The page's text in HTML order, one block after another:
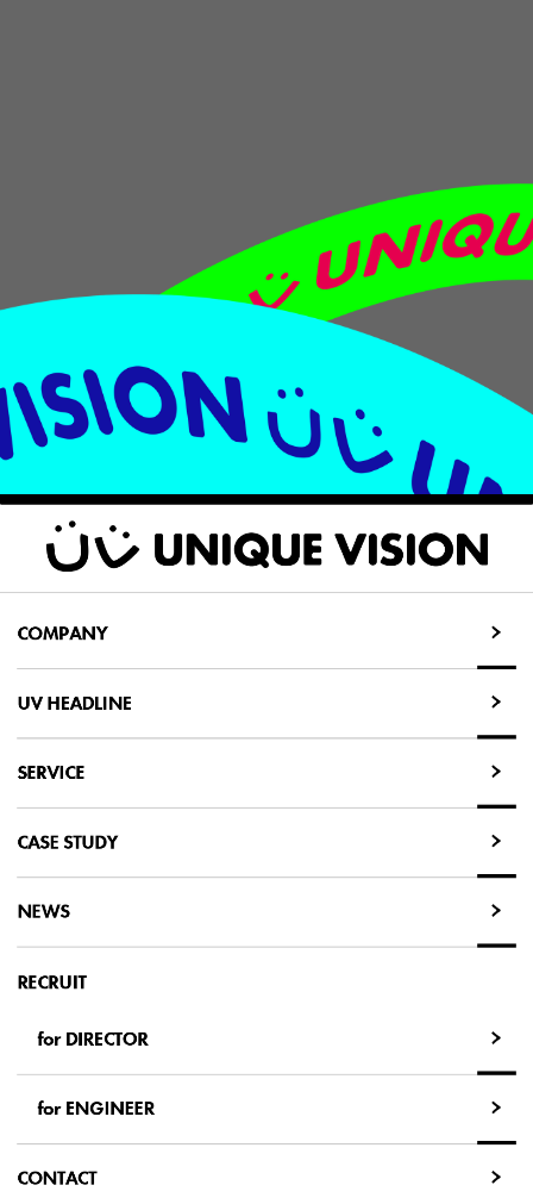
COMPANY
UV HEADLINE
SERVICE
CASE STUDY
NEWS
RECRUIT
for DIRECTOR
for ENGINEER
CONTACT